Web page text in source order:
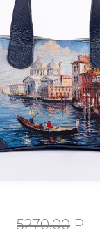
5270.00 Р